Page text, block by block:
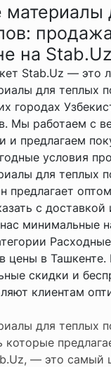
материалы
на Stab.Uz
Stab.Uz — это
для теплых
городах
Мы работаем с
и предлагаем
условия
для теплых
предлагает
с доставкой
минимальные
цены в
скидки и
клиентам
для теплых
которые
— это самый